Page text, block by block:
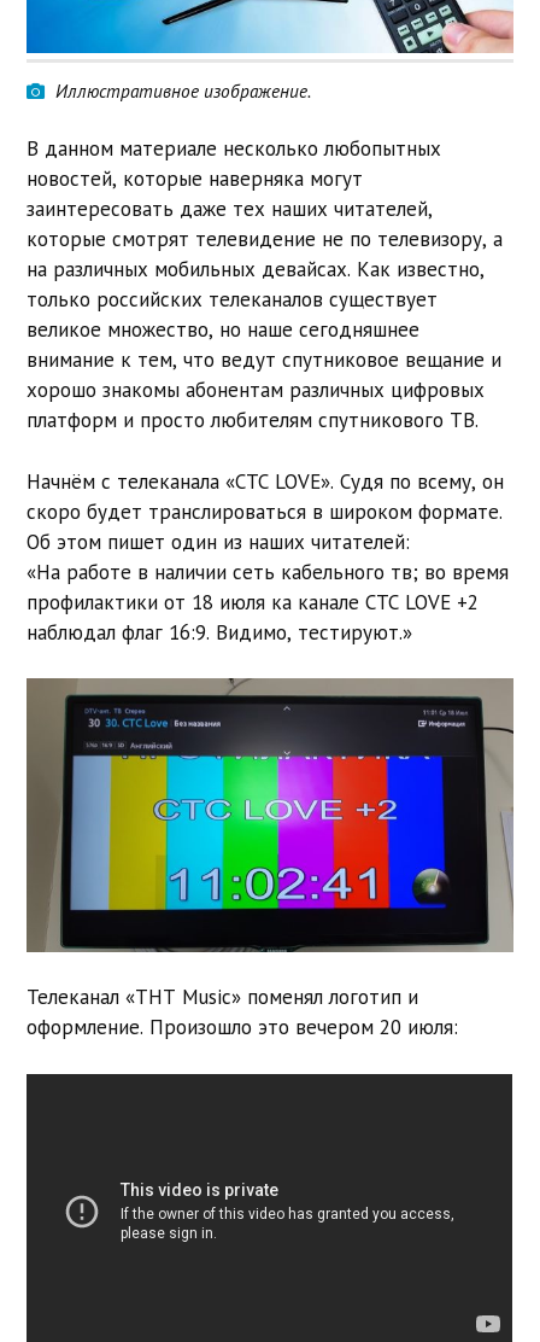
Иллюстративное изображение.
В данном материале несколько любопытных
новостей, которые наверняка могут
заинтересовать даже тех наших читателей,
которые смотрят телевидение не по телевизору, а
на различных мобильных девайсах. Как известно,
только российских телеканалов существует
великое множество, но наше сегодняшнее
внимание к тем, что ведут спутниковое вещание и
хорошо знакомы абонентам различных цифровых
платформ и просто любителям спутникового ТВ.
Начнём с телеканала «СТС LOVE». Судя по всему, он
скоро будет транслироваться в широком формате.
Об этом пишет один из наших читателей:
«На работе в наличии сеть кабельного тв; во время
профилактики от 18 июля ка канале СТС LOVE +2
наблюдал флаг 16:9. Видимо, тестируют.»
Телеканал «ТНТ Music» поменял логотип и
оформление. Произошло это вечером 20 июля: